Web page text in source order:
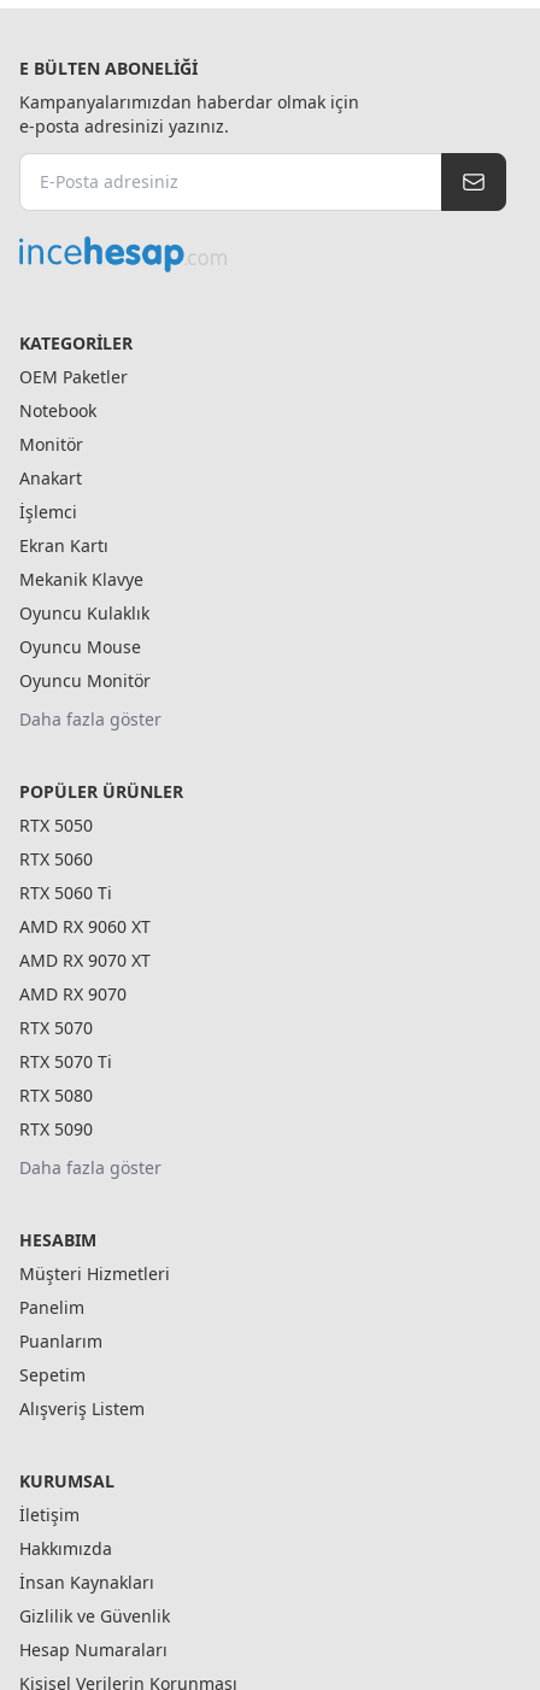
E BÜLTEN ABONELIĞI
Kampanyalarımızdan haberdar olmak için
e-posta adresinizi yazınız.
KATEGORILER
OEM Paketler
Notebook
Monitör
Anakart
İşlemci
Ekran Kartı
Mekanik Klavye
Oyuncu Kulaklık
Oyuncu Mouse
Oyuncu Monitör
Daha fazla göster
POPÜLER ÜRÜNLER
RTX 5050
RTX 5060
RTX 5060 Ti
AMD RX 9060 XT
AMD RX 9070 XT
AMD RX 9070
RTX 5070
RTX 5070 Ti
RTX 5080
RTX 5090
Daha fazla göster
HESABIM
Müşteri Hizmetleri
Panelim
Puanlarım
Sepetim
Alışveriş Listem
KURUMSAL
İletişim
Hakkımızda
İnsan Kaynakları
Gizlilik ve Güvenlik
Hesap Numaraları
Kişisel Verilerin Korunması